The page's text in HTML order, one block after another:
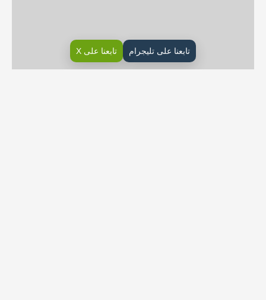
تابعنا على تليجرام تابعنا على X